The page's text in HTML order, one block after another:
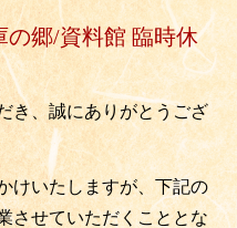
の郷/資料館 臨時休
き、誠にありがとうござ
けいたしますが、下記の
させていただくこととな